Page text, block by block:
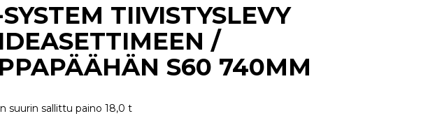
TIIVISTYSLEVY
/
S60 740MM
suurin sallittu paino 18,0 t